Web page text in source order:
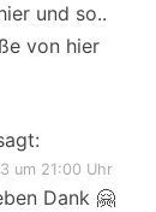
und so..
von hier
um 21:00 Uhr
Dank 🤗